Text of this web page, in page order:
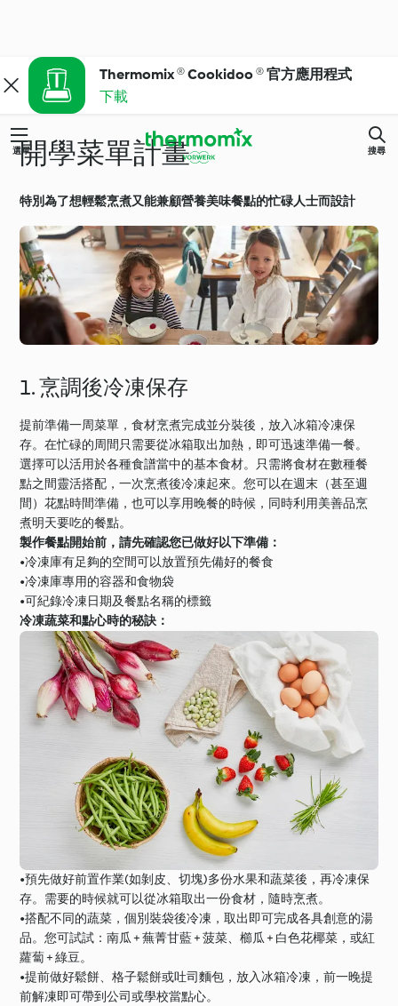
Thermomix ® Cookidoo ® 官方應用程式
下載
選單 搜尋
開學菜單計畫
特別為了想輕鬆烹煮又能兼顧營養美味餐點的忙碌人士而設計
1. 烹調後冷凍保存
提前準備一周菜單，食材烹煮完成並分裝後，放入冰箱冷凍保
存。在忙碌的周間只需要從冰箱取出加熱，即可迅速準備一餐。
選擇可以活用於各種食譜當中的基本食材。只需將食材在數種餐
點之間靈活搭配，一次烹煮後冷凍起來。您可以在週末（甚至週
間）花點時間準備，也可以享用晚餐的時候，同時利用美善品烹
煮明天要吃的餐點。
製作餐點開始前，請先確認您已做好以下準備：
•冷凍庫有足夠的空間可以放置預先備好的餐食
•冷凍庫專用的容器和食物袋
•可紀錄冷凍日期及餐點名稱的標籤
冷凍蔬菜和點心時的秘訣：
•預先做好前置作業(如剝皮、切塊)多份水果和蔬菜後，再冷凍保
存。需要的時候就可以從冰箱取出一份食材，隨時烹煮。
•搭配不同的蔬菜，個別裝袋後冷凍，取出即可完成各具創意的湯
品。您可試試：南瓜 + 蕪菁甘藍 + 菠菜、櫛瓜 + 白色花椰菜，或紅
蘿蔔 + 綠豆。
•提前做好鬆餅、格子鬆餅或吐司麵包，放入冰箱冷凍，前一晚提
前解凍即可帶到公司或學校當點心。